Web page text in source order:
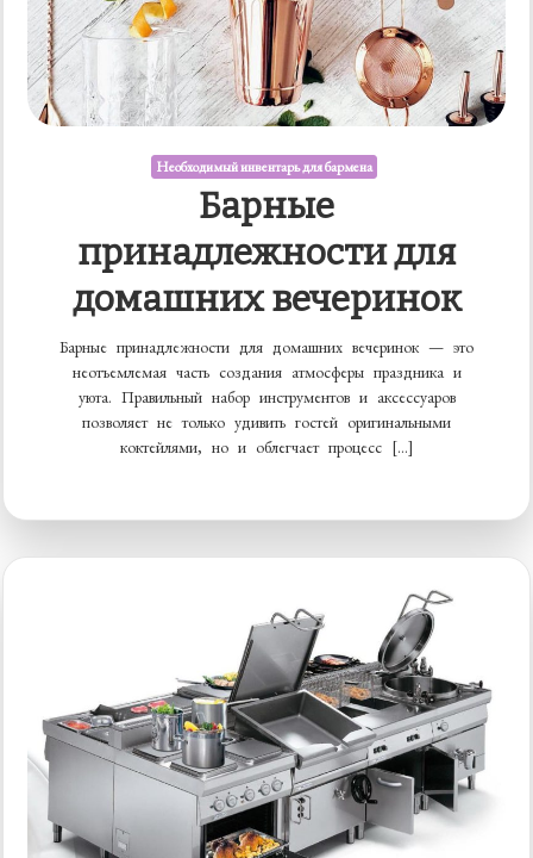
Необходимый инвентарь для бармена
Барные
принадлежности для
домашних вечеринок
Барные принадлежности для домашних вечеринок — это
неотъемлемая часть создания атмосферы праздника и
уюта. Правильный набор инструментов и аксессуаров
позволяет не только удивить гостей оригинальными
коктейлями, но и облегчает процесс […]